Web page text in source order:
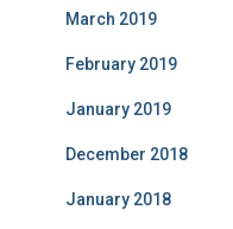
March 2019
February 2019
January 2019
December 2018
January 2018